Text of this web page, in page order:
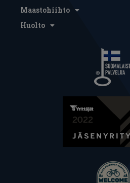
Maastohiihto
Huolto